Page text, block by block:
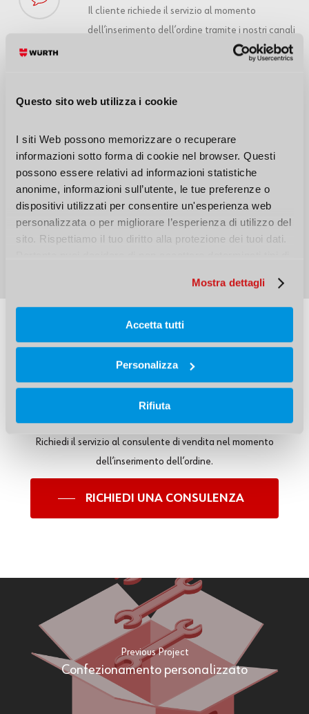
Questo sito web utilizza i cookie
I siti Web possono memorizzare o recuperare
informazioni sotto forma di cookie nel browser. Questi
possono essere relativi ad informazioni statistiche
anonime, informazioni sull’utente, le tue preferenze o
dispositivi utilizzati per consentire un'esperienza web
personalizzata o per migliorare l’esperienza di utilizzo del
sito. Rispettiamo il tuo diritto alla protezione dei tuoi dati.
Mostra dettagli
Accetta tutti
Personalizza
Rifiuta
Il cliente richiede il servizio al momento
dell’inserimento dell’ordine tramite i nostri canali
Maggiore puntualità
compromettere scadenze o progetti.
Gestione efficace delle urgenze
Ideale per ordini urgenti o necessità di
rifornimento rapido, riducendo il rischio di
Sei interessato al servizio
di evasione?
Richiedi il servizio al consulente di vendita nel momento
dell’inserimento dell’ordine.
RICHIEDI UNA CONSULENZA
Previous Project
Confezionamento personalizzato